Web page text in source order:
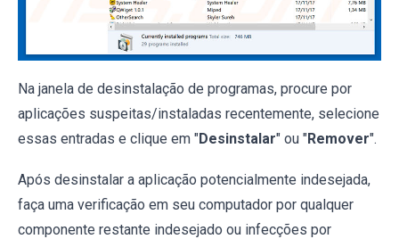
Na janela de desinstalação de programas, procure por
aplicações suspeitas/instaladas recentemente, selecione
essas entradas e clique em "Desinstalar" ou "Remover".
Após desinstalar a aplicação potencialmente indesejada,
faça uma verificação em seu computador por qualquer
componente restante indesejado ou infecções por